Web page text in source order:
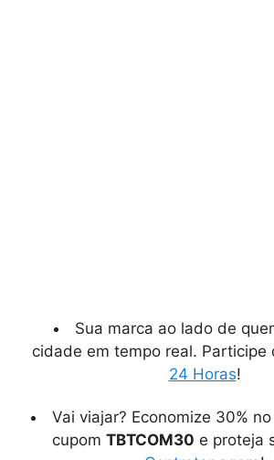
Sua marca ao lado de
cidade em tempo real. Participe
24 Horas!
Vai viajar? Economize 30%
cupom TBTCOM30 e proteja